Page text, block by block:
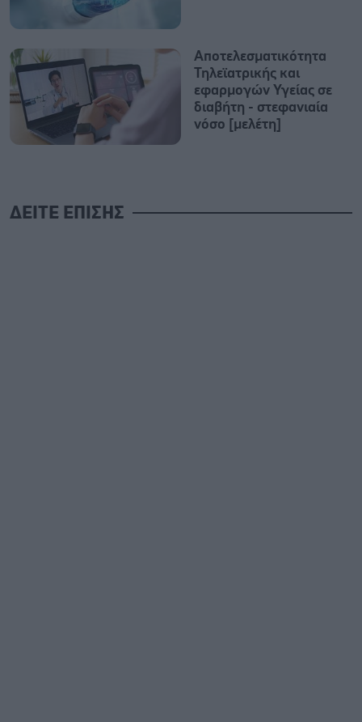
Αποτελεσματικότητα
Τηλεϊατρικής και
εφαρμογών Υγείας σε
διαβήτη - στεφανιαία
νόσο [μελέτη]
ΔΕΙΤΕ ΕΠΙΣΗΣ